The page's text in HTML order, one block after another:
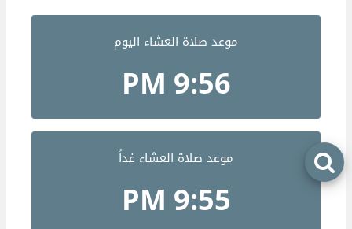
موعد صلاة العشاء اليوم
9:56 PM
موعد صلاة العشاء غداً
9:55 PM